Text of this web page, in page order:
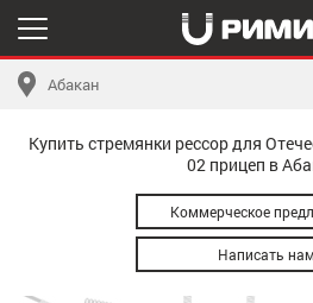
Абакан
Купить стремянки рессор для
02 прицеп в
Коммерческое
Написать нам